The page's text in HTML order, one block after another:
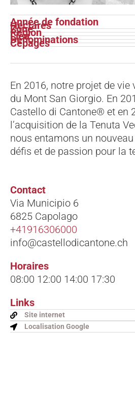
Année de fondation
Hectares
Zone
Région
Lieu
Dénominations
Cépages
En 2016, notre projet de vie
du Mont San Giorgio. En
Castello di Cantone® et en
l’acquisition de la Tenuta
nous entamons un
défis et de passion pour la
Contact
Via Municipio 6
6825 Capolago
+41916306000
info@castellodicantone.ch
Horaires
08:00 12:00 14:00 17:30
Links
Site internet
Localisation Google